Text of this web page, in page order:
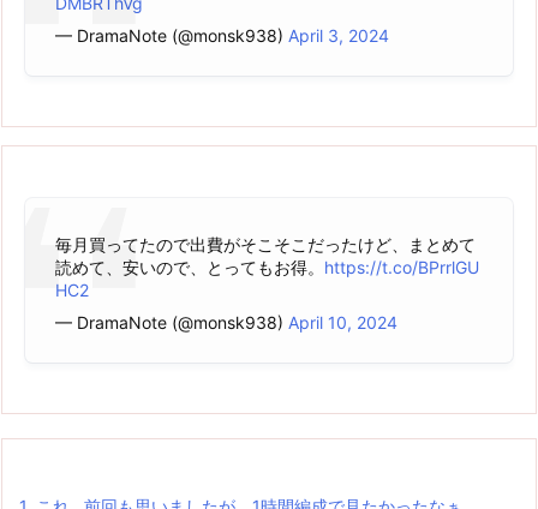
— DramaNote (@monsk938) April 3, 2024
毎月買ってたので出費がそこそこだったけど、まとめて
読めて、安いので、とってもお得。 https://t.co/BPrrlGU
HC2
— DramaNote (@monsk938) April 10, 2024